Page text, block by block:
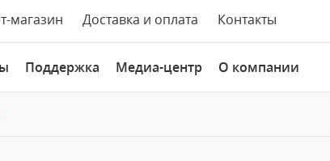
магазин Доставка и оплата Контакты
Поддержка Медиа-центр О компании